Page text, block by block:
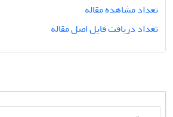
تعداد مشاهده مقاله
تعداد دریافت فایل اصل مقاله